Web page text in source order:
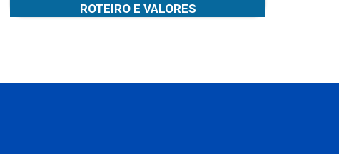
ROTEIRO E VALORES